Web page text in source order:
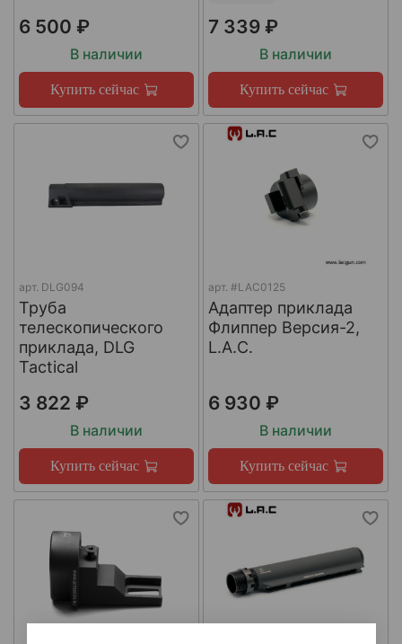
6 500 ₽
В наличии
Купить сейчас
7 339 ₽
В наличии
Купить сейчас
арт. DLG094
Труба
телескопического
приклада, DLG
Tactical
3 822 ₽
В наличии
Купить сейчас
арт. #LAC0125
Адаптер приклада
Флиппер Версия-2,
L.A.C.
6 930 ₽
В наличии
Купить сейчас